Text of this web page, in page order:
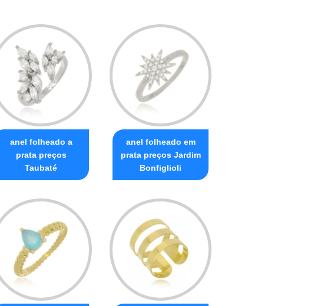
anel folheado a
prata preços
Taubaté
anel folheado em
prata preços Jardim
Bonfiglioli